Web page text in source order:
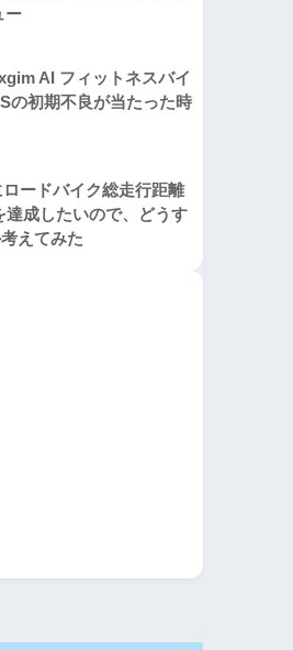
ー
AI フィットネスバイ
の初期不良が当たった時
ードバイク総走行距離
達成したいので、どうす
えてみた